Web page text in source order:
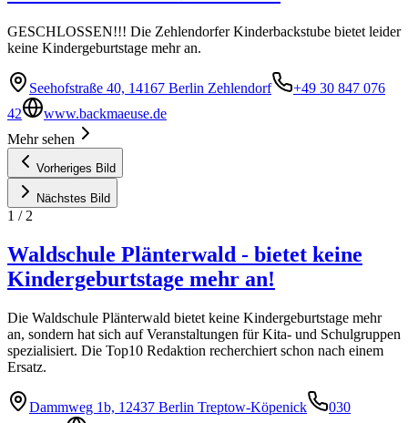
GESCHLOSSEN!!! Die Zehlendorfer Kinderbackstube bietet leider
keine Kindergeburtstage mehr an.
Seehofstraße 40, 14167 Berlin Zehlendorf
+49 30 847 076
42
www.backmaeuse.de
Mehr sehen
Vorheriges Bild
Nächstes Bild
1 / 2
Waldschule Plänterwald - bietet keine
Kindergeburtstage mehr an!
Die Waldschule Plänterwald bietet keine Kindergeburtstage mehr
an, sondern hat sich auf Veranstaltungen für Kita- und Schulgruppen
spezialisiert. Die Top10 Redaktion recherchiert schon nach einem
Ersatz.
Dammweg 1b, 12437 Berlin Treptow-Köpenick
030